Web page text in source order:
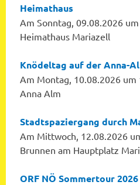
Heimathaus
Am Sonntag, 09.08.2026
Heimathaus Mariazell
Knödeltag auf der Anna-
Am Montag, 10.08.2026 um
Anna Alm
Stadtspaziergang durch
Am Mittwoch, 12.08.2026
Brunnen am Hauptplatz
ORF NÖ Sommertour 2026